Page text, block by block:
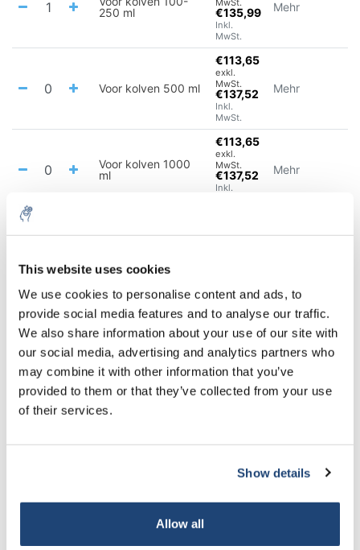
This website uses cookies
We use cookies to personalise content and ads, to
provide social media features and to analyse our traffic.
We also share information about your use of our site with
our social media, advertising and analytics partners who
may combine it with other information that you’ve
provided to them or that they’ve collected from your use
of their services.
Show details
Allow all
250 ml
€135,99
Inkl.
MwSt.
Mehr
Voor kolven 500 ml
€113,65
exkl.
MwSt.
€137,52
Inkl.
MwSt.
Mehr
Voor kolven 1000
ml
€113,65
exkl.
MwSt.
€137,52
Inkl.
Mehr
exkl.
Voor kolven 4-5 L
exkl.
€138,22
Inkl.
MwSt.
Mehr
Alles in den Warenkorb
5% off for your next order
Sign up for our newsletter to stay informed about
our new products, and receive a 10% discount on
your next purchase for all chemical products from
our own brand 😀
Your discount applies to orders above €50,00